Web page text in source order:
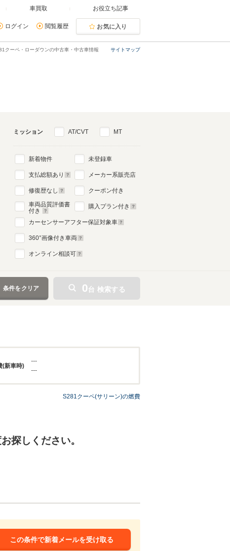
車買取 お役立ち記事
ログイン 閲覧履歴 お気に入り
サイトマップ
クーペ・ローダウンの中古車・中古車情報
ミッション AT/CVT MT
新着物件
支払総額あり
修復歴なし
車両品質評価書
付き
未登録車
メーカー系販売店
クーポン付き
購入プラン付き
カーセンサーアフター保証対象車
360°画像付き車両
オンライン相談可
条件をクリア 0台 検索する
(新車時)
---
---
S281クーペ(サリーン)の燃費
探しください。
この条件で新着メールを受け取る